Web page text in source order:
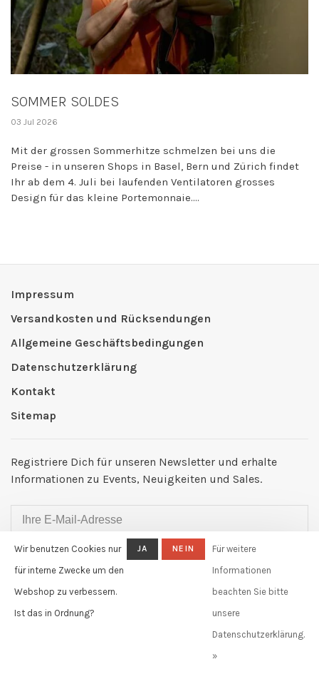
SOMMER SOLDES
03 Jul 2026
Mit der grossen Sommerhitze schmelzen bei uns die
Preise - in unseren Shops in Basel, Bern und Zürich findet
Ihr ab dem 4. Juli bei laufenden Ventilatoren grosses
Design für das kleine Portemonnaie....
Impressum
Versandkosten und Rücksendungen
Allgemeine Geschäftsbedingungen
Datenschutzerklärung
Kontakt
Sitemap
Registriere Dich für unseren Newsletter und erhalte
Informationen zu Events, Neuigkeiten und Sales.
ABONNIEREN
By signing up, you agree to our Privacy Policy.
Claudia Güdel GmbH
Wir benutzen Cookies nur
für interne Zwecke um den
Webshop zu verbessern.
Ist das in Ordnung?
JA NEIN
Für weitere
Informationen
beachten Sie bitte
unsere
Datenschutzerklärung.
»